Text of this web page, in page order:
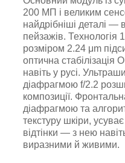
200 МП і великим
найдрібніші деталі —
пейзажів. Технологія
розміром 2.24 μm
оптична стабілізація
навіть у русі.
діафрагмою f/2.2
композиції.
діафрагмою та
текстуру шкіри,
відтінки — з нею
виразними й живими.